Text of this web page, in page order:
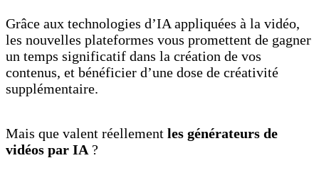
Grâce aux technologies d’IA appliquées à la vidéo,
les nouvelles plateformes vous promettent de gagner
un temps significatif dans la création de vos
contenus, et bénéficier d’une dose de créativité
supplémentaire.
Mais que valent réellement les générateurs de
vidéos par IA?